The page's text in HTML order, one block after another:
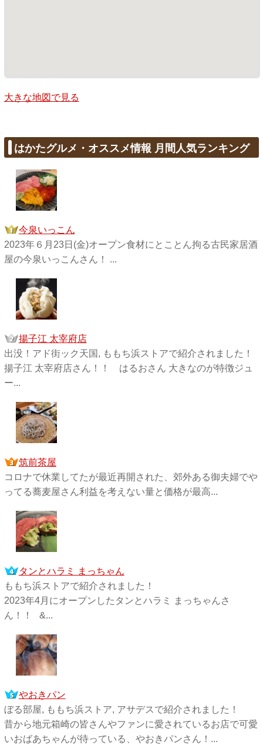
大きな地図で見る
はかたグルメ・オススメ情報 月間人気ランキング
今泉いっこん
2023年６月23日(金)オープン食材にとことん拘る古民家居酒
屋の今泉いっこんさん！ ...
揚子江 太宰府店
出没！アド街ック天国, ももち浜ストアで紹介されました！
揚子江 太宰府店さん！！ はるおさん 大きなのが特徴ジュ
ー...
筑前茶屋
コロナで休業してたが最近再開された、郊外ある御夫婦でや
ってる蕎麦屋さん利益を考えない量と価格が最高...
タンとハラミ まっちゃん
ももち浜ストアで紹介されました！
2023年4月にオープンしたタンとハラミ まっちゃんさ
ん！！ &...
やおきパン
ぼる部屋, ももち浜ストア, アサデスで紹介されました！
昔から地元箱崎の皆さんやファンに愛されているお店で可愛
いおばあちゃんが待っている、やおきパンさん！...